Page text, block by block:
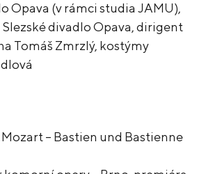
Opava (v rámci studia JAMU),
Slezské divadlo Opava, dirigent
Tomáš Zmrzlý, kostýmy
Mozart – Bastien und Bastienne